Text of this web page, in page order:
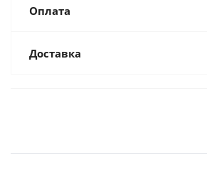
Оплата
Доставка